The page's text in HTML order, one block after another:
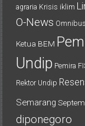
agraria Krisis iklim
O-News
Ketua BEM
Undip Pemira
Rektor Undip
Semarang
diponegoro